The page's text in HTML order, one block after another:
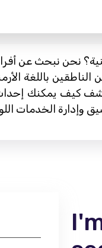
نحن نبحث عن
الناطقين باللغة
كيف يمكنك